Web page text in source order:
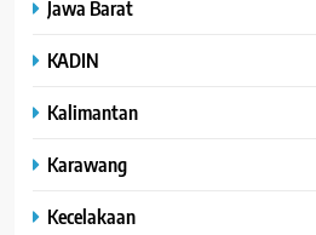
Jawa Barat
KADIN
Kalimantan
Karawang
Kecelakaan